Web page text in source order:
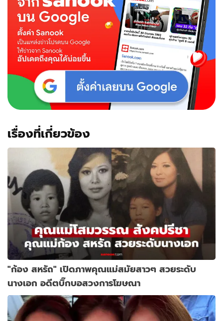
เรื่องที่เกี่ยวข้อง
"ก้อง สหรัถ" เปิดภาพคุณแม่สมัยสาวๆ สวยระดับ
นางเอก อดีตบิ๊กบอสวงการโฆษณา